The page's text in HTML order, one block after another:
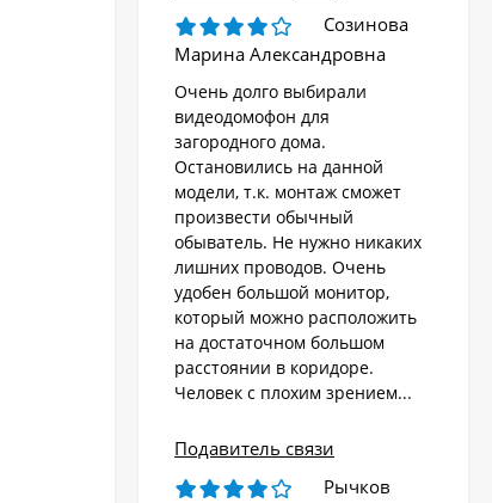
Созинова
Марина Александровна
Очень долго выбирали
видеодомофон для
загородного дома.
Остановились на данной
модели, т.к. монтаж сможет
произвести обычный
обыватель. Не нужно никаких
лишних проводов. Очень
удобен большой монитор,
который можно расположить
на достаточном большом
расстоянии в коридоре.
Человек с плохим зрением...
Подавитель связи
Рычков